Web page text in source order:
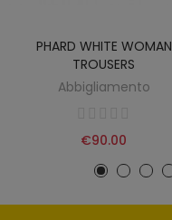
PHARD WHITE WOMAN
TROUSERS
Abbigliamento
€90.00